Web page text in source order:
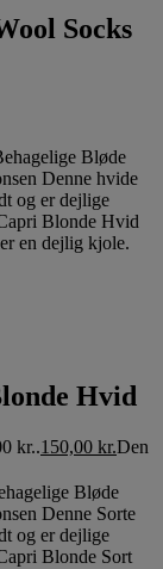
Socks
Hvid
kr..150,00 kr.Den